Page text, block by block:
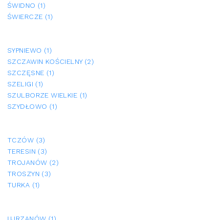
ŚWIDNO (1)
ŚWIERCZE (1)
SYPNIEWO (1)
SZCZAWIN KOŚCIELNY (2)
SZCZĘSNE (1)
SZELIGI (1)
SZULBORZE WIELKIE (1)
SZYDŁOWO (1)
TCZÓW (3)
TERESIN (3)
TROJANÓW (2)
TROSZYN (3)
TURKA (1)